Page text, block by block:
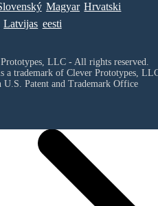
Magyar Hrvatski
Latvijas eesti
LLC - All rights reserved.
a trademark of Clever Prototypes,
U.S. Patent and Trademark Office